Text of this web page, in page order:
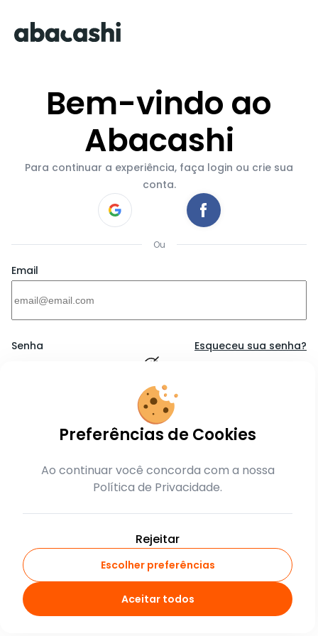
Bem-vindo ao
Abacashi
Para continuar a experiência, faça login ou crie sua
conta.
Ou
Email
Senha Esqueceu sua senha?
oucrie sua conta
Preferências de Cookies
Ao continuar você concorda com a nossa
Política de Privacidade.
Rejeitar
Escolher preferências
Aceitar todos